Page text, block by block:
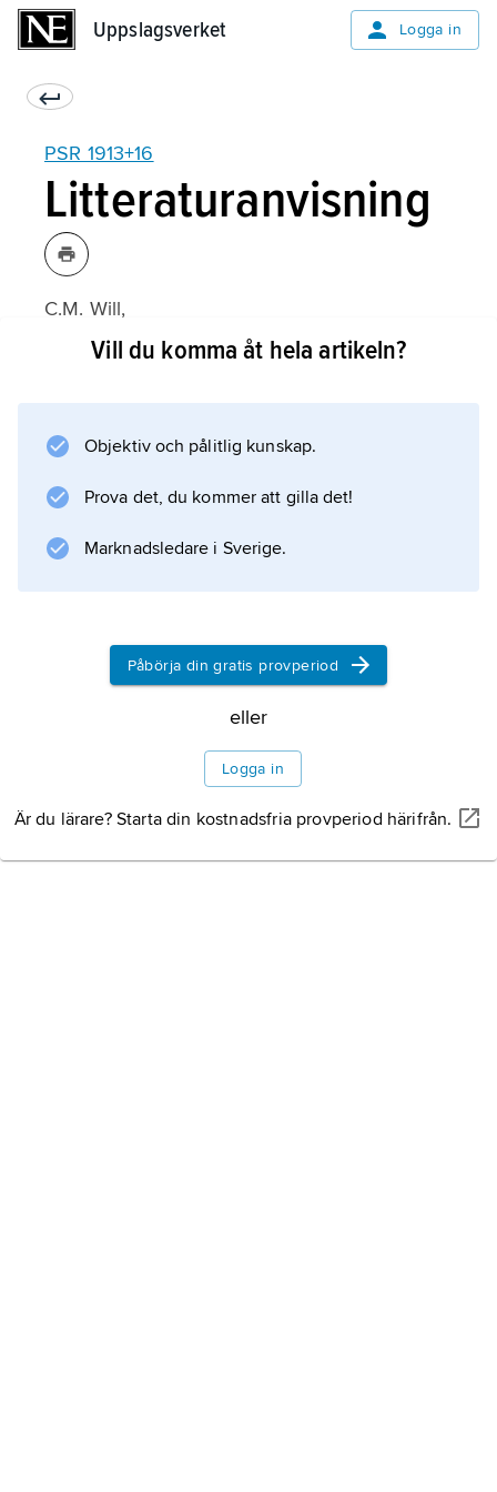
Uppslagsverket Logga in
PSR 1913+16
Litteraturanvisning
C.M. Will,
Was Einstein right? Putting General Relativity
Information om artikeln
Vill du komma åt hela artikeln?
Objektiv och pålitlig kunskap.
Prova det, du kommer att gilla det!
Marknadsledare i Sverige.
Påbörja din gratis provperiod
eller
Logga in
Är du lärare? Starta din kostnadsfria provperiod härifrån.